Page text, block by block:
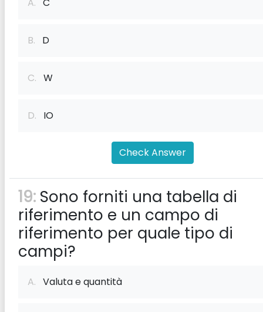
B. D
C. W
D. IO
Check Answer
19: Sono forniti una tabella di
riferimento e un campo di
riferimento per quale tipo di
campi?
A. Valuta e quantità